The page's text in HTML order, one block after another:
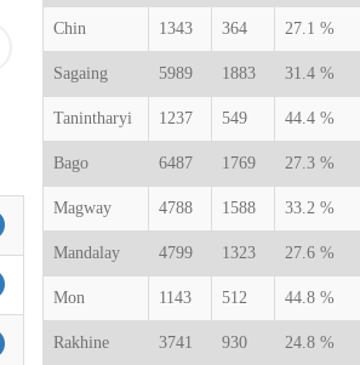
Chin 1343 364 27.1 %
Sagaing 5989 1883 31.4 %
Tanintharyi 1237 549 44.4 %
Bago 6487 1769 27.3 %
Magway 4788 1588 33.2 %
Mandalay 4799 1323 27.6 %
Mon 1143 512 44.8 %
Rakhine 3741 930 24.8 %